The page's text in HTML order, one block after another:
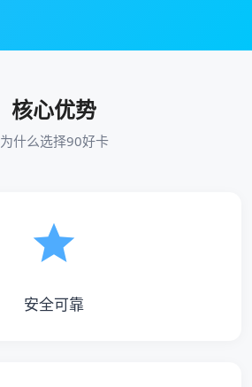
核心优势
为什么选择90好卡
安全可靠